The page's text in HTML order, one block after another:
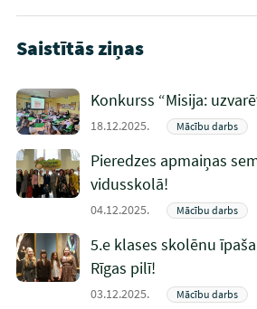
Saistītās ziņas
Konkurss “Misija:
18.12.2025. Mācību darbs
Pieredzes apmaiņas
vidusskolā!
04.12.2025. Mācību darbs
5.e klases skolēnu
Rīgas pilī!
03.12.2025. Mācību darbs